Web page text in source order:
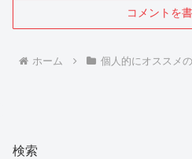
コメントを
ホーム 個人的にオススメ
検索